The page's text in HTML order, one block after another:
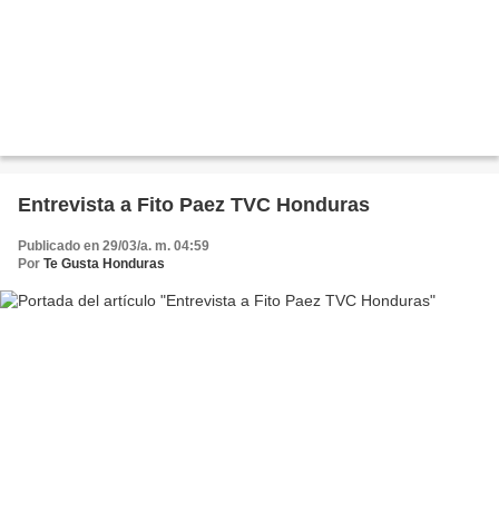
Entrevista a Fito Paez TVC Honduras
Publicado en 29/03/a. m. 04:59
Por Te Gusta Honduras